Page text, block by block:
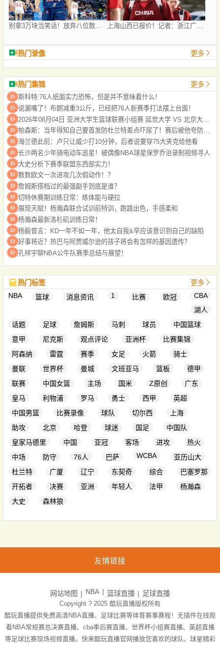
热门录像 更多
热门集锦 更多
斯科特:76人纸面实力恐怖，但是并不意味着什么！
说漏嘴了！布朗减重3公斤，已经把76人新赛季打法摆上台面！
帕森斯：当年得知自己要首发防杜兰特差点吓尿了！赛后被他夸防得好给了我自信
海兰德此前：卢只让威少打10分钟，后者说要穿75大夹克给他看
长沙两名少年骑电动车追星！被偶像NBA球星保罗乔治录制视频寻人
大史分析下赛季联盟东西部实力！
数数欧文一次进攻几次假动作！？
詹姆斯搭档过的最强副手到底是谁？
切特休赛期训练日常：练体能与硬拉
展现天赋！杨瀚森联合试训前特训，跑跳出色，手感柔和
杨瀚森最新洛杉矶训练日常！
杨毅曾言：KD一年不如一年，他太自我&早应该意识到自己的缺陷
好事将近？热巴与阿贾威尔逊的孩子将会有怎样的基因遗传？
孔祥宇聊NBA公牛队赛季总结与展望！
热门标签
更多
NBA
篮球 消息资讯 1 比赛 欧冠
CBA
湖人
话题
足球 詹姆斯 马刺 球员
中国篮球
意甲
尼克斯 观点评论 亚洲杯
比赛集锦
阿森纳
雷霆 赛季 女足 火箭
骑士
曼联
世界杯 曼城 文班亚马 篮板
德甲
联赛
中国女篮 主场 国米 Z原创
广东
皇马
利物浦 罗马 勇士 西甲
英超
中国男篮
比赛录像 球队 切尔西
上海
助攻
北京 哈登 球迷 国足
中国队
皇家马德里
中国 亚冠 客场 进攻
热火
中场
防守 76人 巴萨 WCBA
亚历山大
杜兰特
广厦 辽宁 东契奇 综合
巴塞罗那
开拓者
决赛 亚洲 年轻人 法甲
杨瀚森
大史
森林狼
友情链接
网站地图 NBA 篮球直播 足球直播
Copyright ? 2025 酷玩直播版权所有
酷玩直播提供免费高清NBA直播、足球比赛等体育赛事赛程！无插件在线观
看NBA常规赛总决赛直播、cba季后赛直播、世界杯小组赛直播、英超直播
等足球比赛现场视频直播。快来酷玩直播官网播放您喜欢的球队、球星精彩